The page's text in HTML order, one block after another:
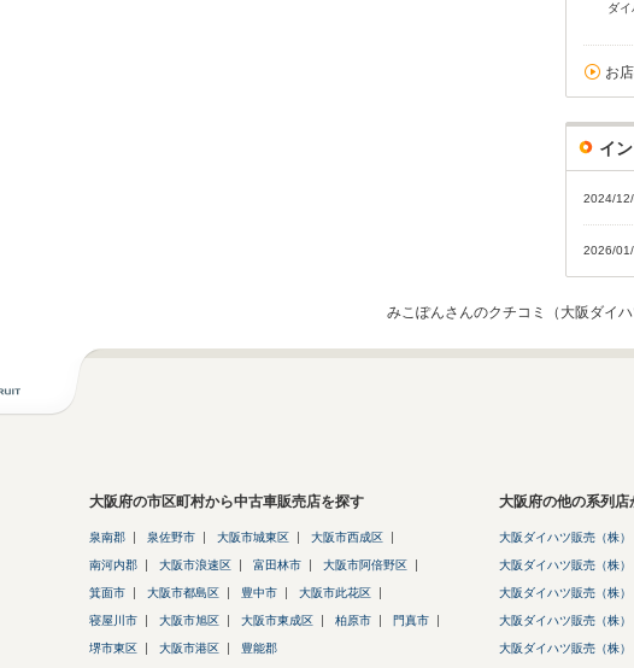
ダイ
お
イ
2024/
2026/
みこぽんさんのクチコミ（大阪ダイ
大阪府の市区町村から中古車販売店を探す
泉南郡 泉佐野市 大阪市城東区 大阪市西成区
南河内郡 大阪市浪速区 富田林市 大阪市阿倍野区
箕面市 大阪市都島区 豊中市 大阪市此花区
寝屋川市 大阪市旭区 大阪市東成区 柏原市 門真市
堺市東区 大阪市港区 豊能郡
大阪府の他の系列
大阪ダイハツ販売（株
大阪ダイハツ販売（株）
大阪ダイハツ販売（株
大阪ダイハツ販売（株
大阪ダイハツ販売（株